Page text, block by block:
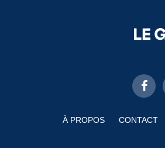
À PROPOS CONTACT